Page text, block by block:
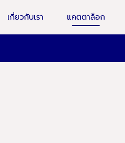
เกี่ยวกับเรา แคตตาล็อก